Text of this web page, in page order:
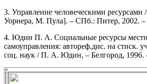
3. Управление человеческими ресурсами
Уорнера, М. Пула]. – СПб.: Питер, 2002. –
4. Юдин П. А. Социальные ресурсы
самоуправления: автореф.дис. на стиск.
соц. наук / П. А. Юдин, – Белгород, 1996.